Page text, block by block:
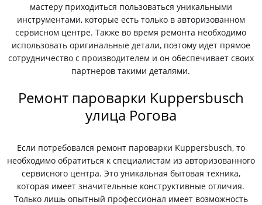
мастеру приходиться пользоваться уникальными
инструментами, которые есть только в авторизованном
сервисном центре. Также во время ремонта необходимо
использовать оригинальные детали, поэтому идет прямое
сотрудничество с производителем и он обеспечивает своих
партнеров такими деталями.
Ремонт пароварки Kuppersbusch
улица Рогова
Если потребовался ремонт пароварки Kuppersbusch, то
необходимо обратиться к специалистам из авторизованного
сервисного центра. Это уникальная бытовая техника,
которая имеет значительные конструктивные отличия.
Только лишь опытный профессионал имеет возможность